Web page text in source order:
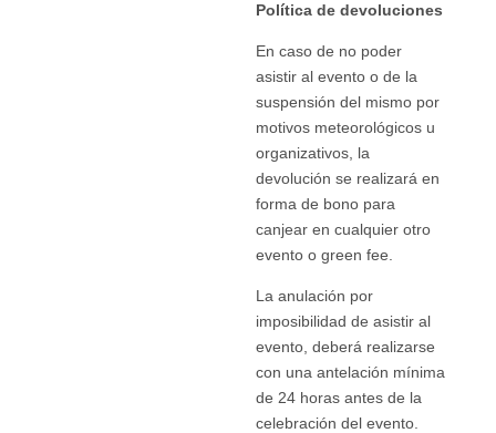
Política de devoluciones
En caso de no poder
asistir al evento o de la
suspensión del mismo por
motivos meteorológicos u
organizativos, la
devolución se realizará en
forma de bono para
canjear en cualquier otro
evento o green fee.
La anulación por
imposibilidad de asistir al
evento, deberá realizarse
con una antelación mínima
de 24 horas antes de la
celebración del evento.